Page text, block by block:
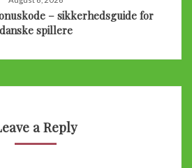
– sikkerhedsguide for
danske spillere
a Reply